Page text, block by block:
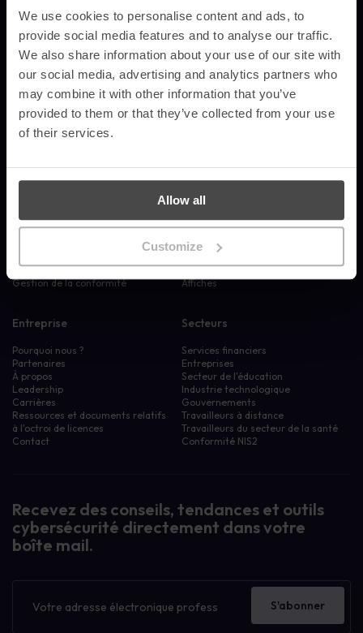
We use cookies to personalise content and ads, to
provide social media features and to analyse our traffic.
We also share information about your use of our site with
our social media, advertising and analytics partners who
may combine it with other information that you’ve
provided to them or that they’ve collected from your use
of their services.
Allow all
Customize
MetaCompliance propose des formations de sensibilisation à la
sécurité à la fois efficaces, personnalisées et mesurables,
spécialement conçues pour les entreprises et organisations.
© 2026 MetaCompliance® Tous droits réservés.
Sensibilisation automatisée à la
sécurité
Simulation avancée de phishing
risques
Gestion de la conformité
Blog
Études de cas
Nouvelles de l'entreprise
Glossaire
Affiches
Entreprise
Pourquoi nous ?
Partenaires
À propos
Leadership
Carrières
Ressources et documents relatifs
à l'octroi de licences
Contact
Secteurs
Services financiers
Entreprises
Secteur de l'éducation
Industrie technologique
Gouvernements
Travailleurs à distance
Travailleurs du secteur de la santé
Conformité NIS2
Recevez des conseils, tendances et outils
cybersécurité directement dans votre
boîte mail.
d'information
S'abonner